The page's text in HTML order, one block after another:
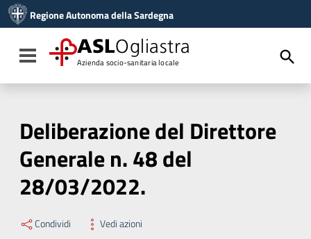
Vai al menu di navigazione
Vai al footer
Regione Autonoma della Sardegna
Toggle navigation
ASLOgliastra
Azienda socio-sanitaria locale
Deliberazione del Direttore
Generale n. 48 del
28/03/2022.
Condividi Vedi azioni